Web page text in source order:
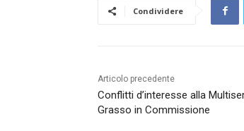
Condividere
Articolo precedente
Conflitti d’interesse alla
Grasso in Commissione